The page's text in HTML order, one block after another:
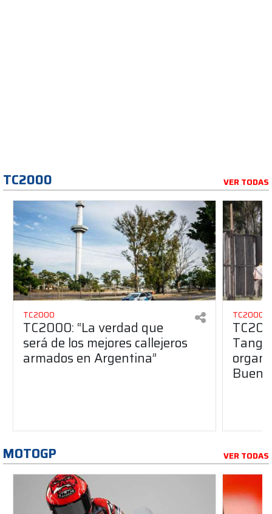
TC2000 VER TODAS
TC2000
TC2000: “La verdad que
será de los mejores callejeros
armados en Argentina”
TC2000
MOTOGP VER TODAS